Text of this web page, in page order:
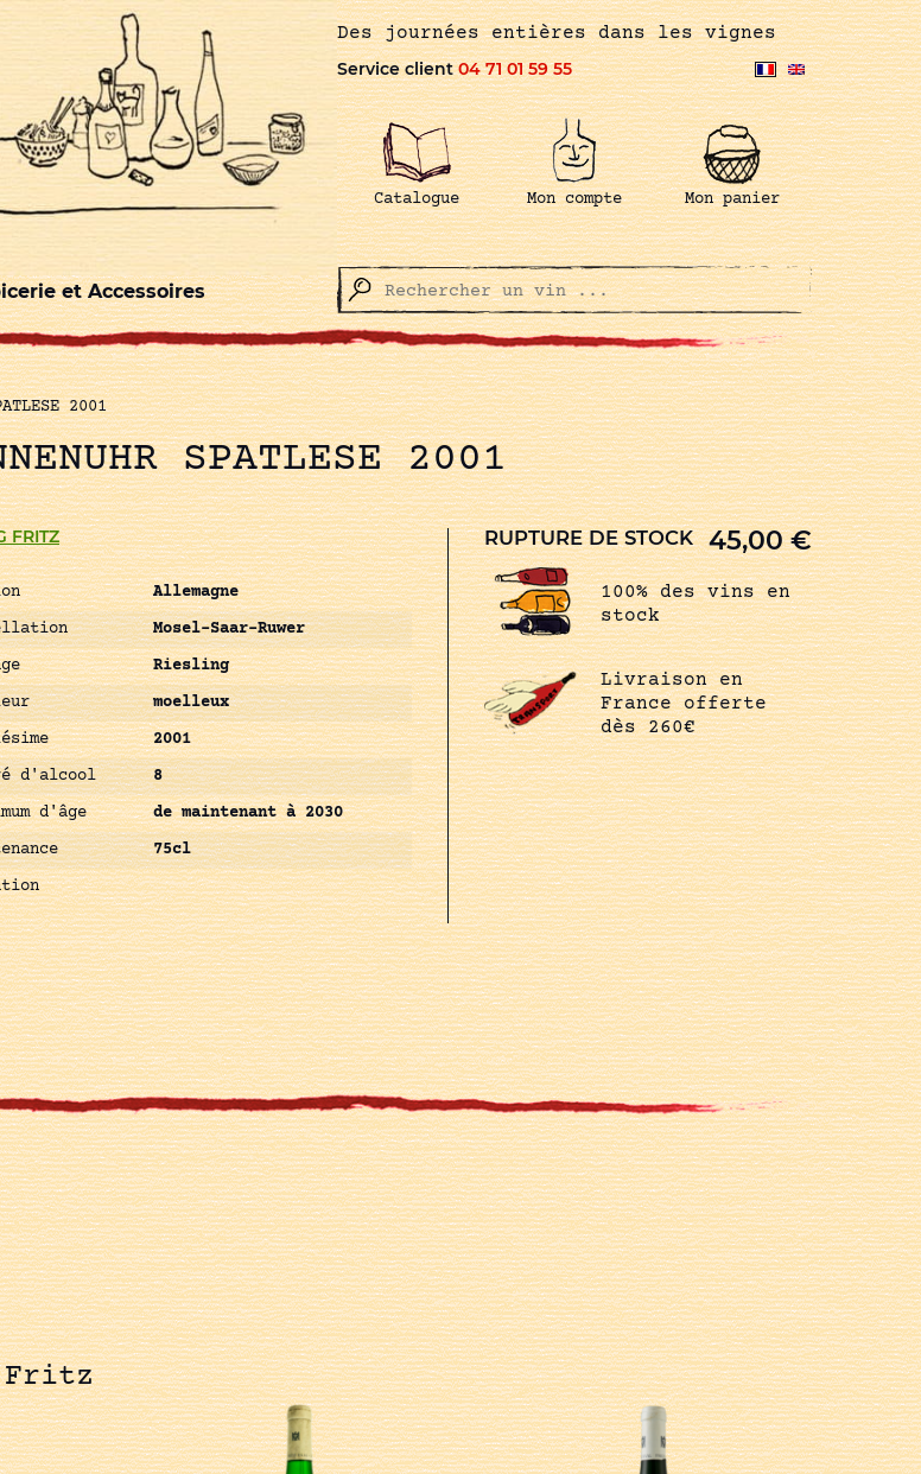
Des journées entières dans les vignes
Service client04 71 01 59 55
Catalogue Mon compte Mon panier
et Accessoires
2001
SPATLESE 2001
FRITZ
Allemagne
Mosel-Saar-Ruwer
Riesling
moelleux
2001
d'alcool
8
d'âge
de maintenant à 2030
75cl
RUPTURE DE STOCK 45,00€
100% des vins en
stock
Livraison en
France offerte
dès 260€
Fritz